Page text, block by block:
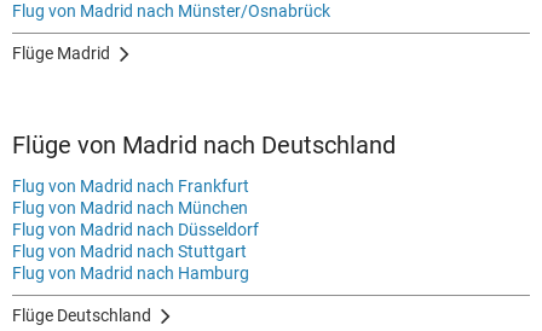
Flug von Madrid nach Münster/Osnabrück
Flüge Madrid
Flüge von Madrid nach Deutschland
Flug von Madrid nach Frankfurt
Flug von Madrid nach München
Flug von Madrid nach Düsseldorf
Flug von Madrid nach Stuttgart
Flug von Madrid nach Hamburg
Flüge Deutschland